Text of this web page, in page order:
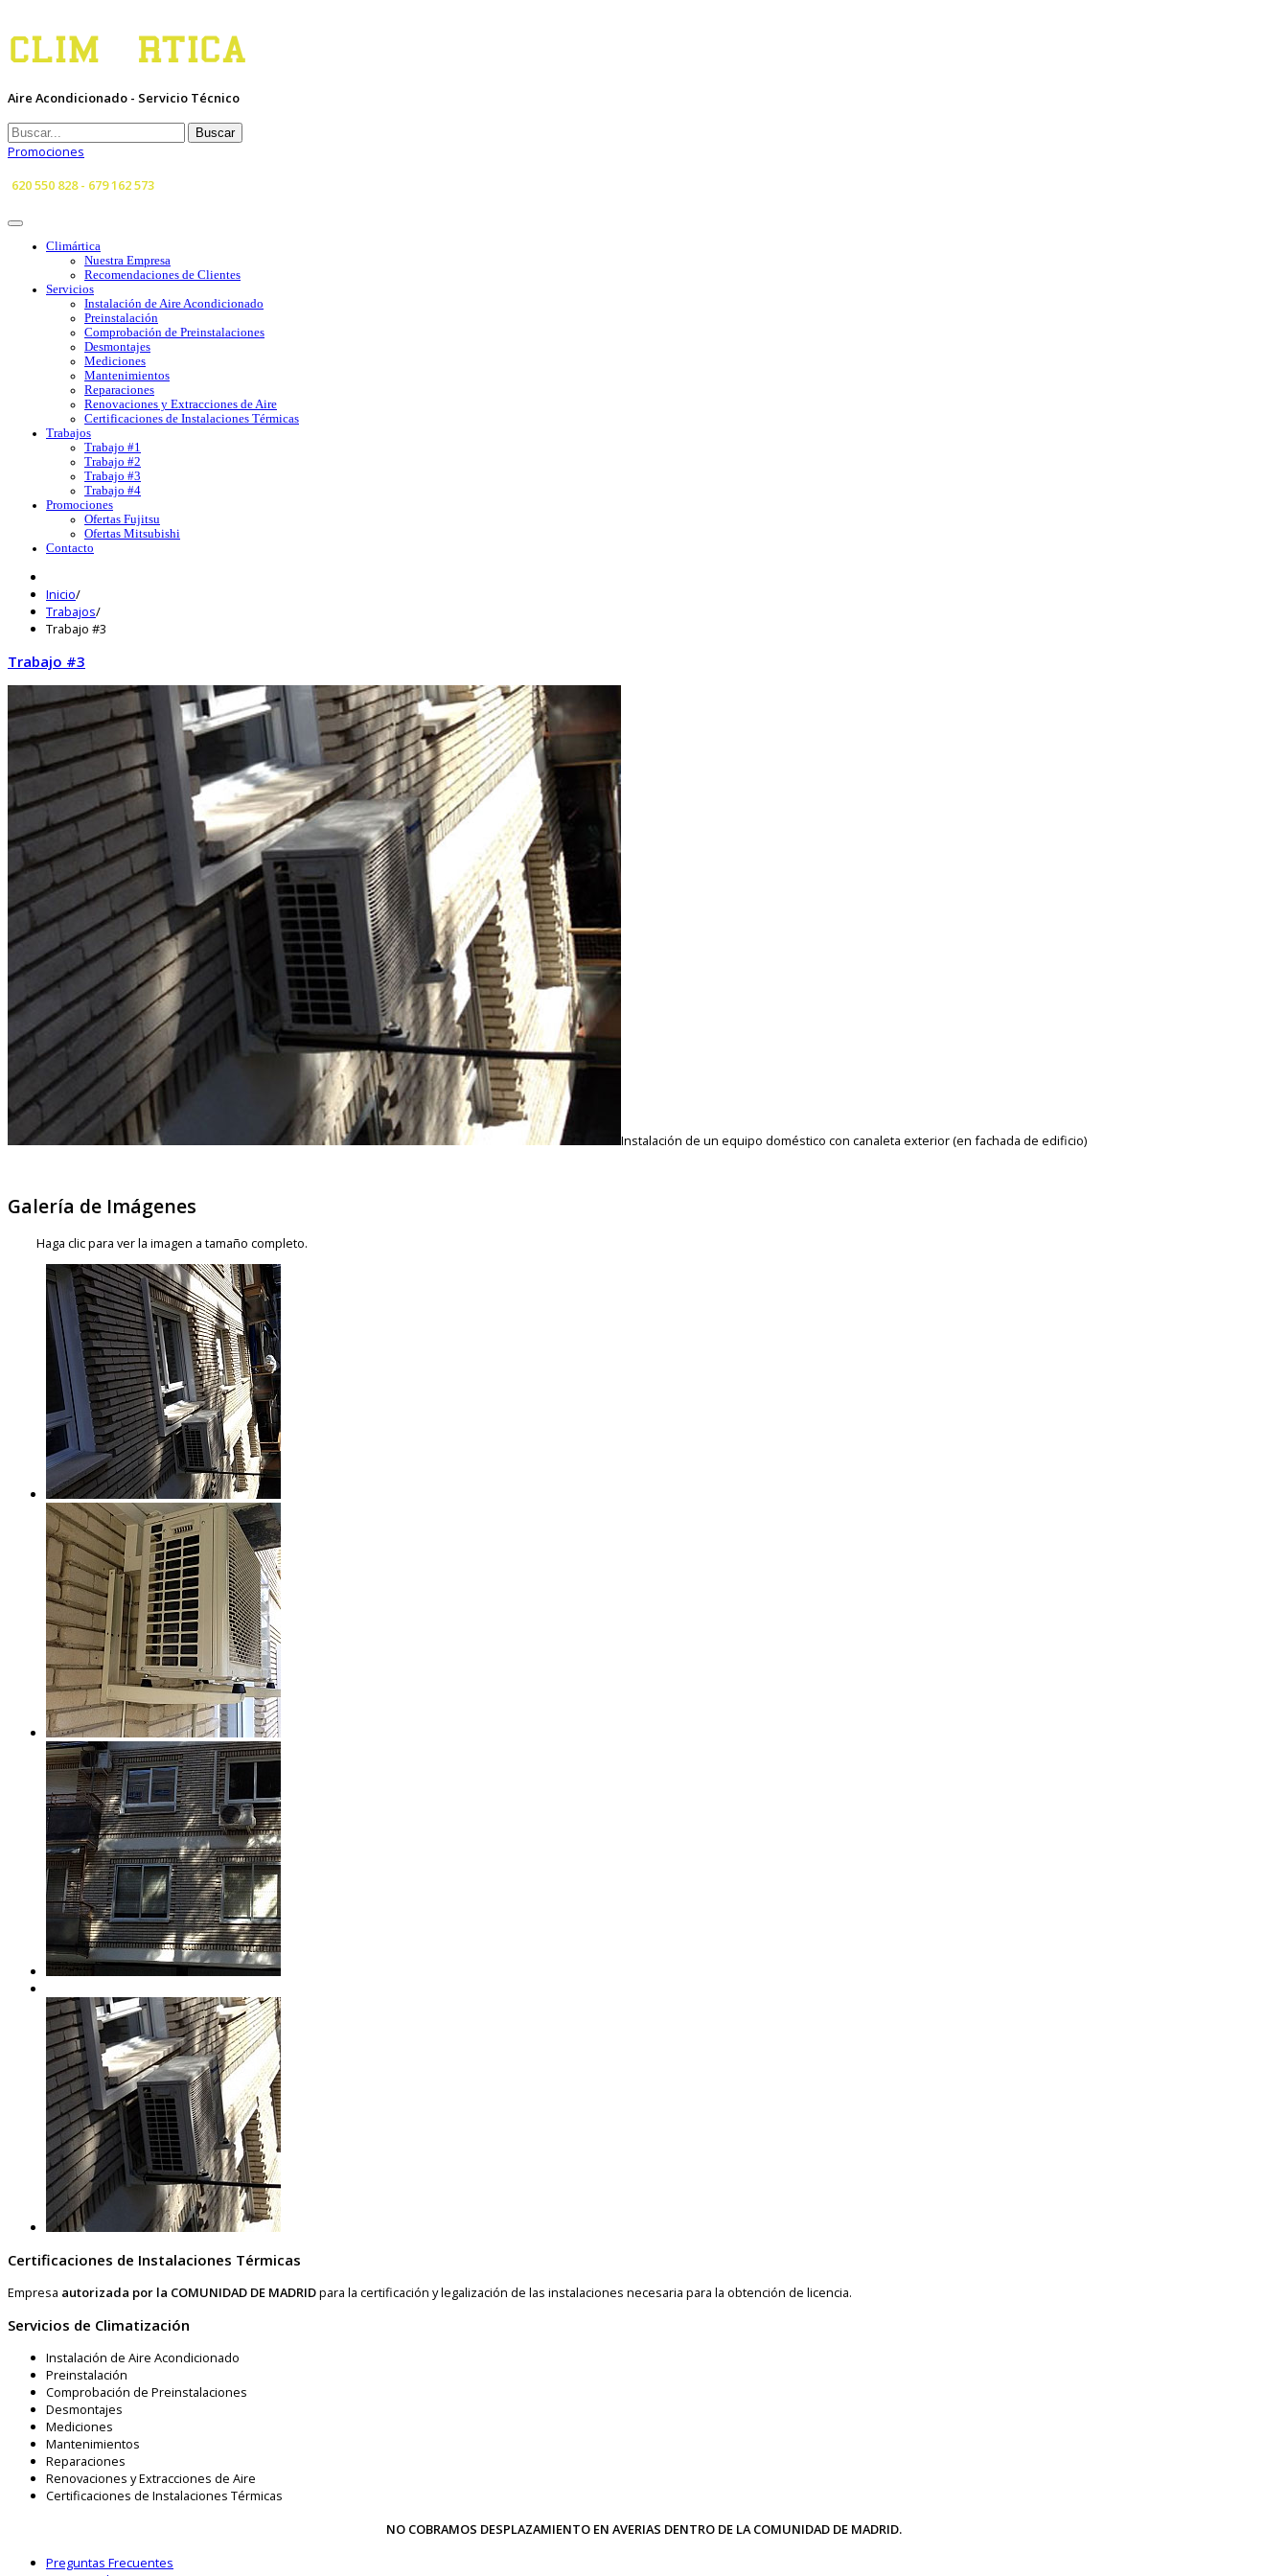
Aire Acondicionado - Servicio Técnico
Buscar
Promociones
620 550 828 - 679 162 573
Climártica
Nuestra Empresa
Recomendaciones de Clientes
Servicios
Instalación de Aire Acondicionado
Preinstalación
Comprobación de Preinstalaciones
Desmontajes
Mediciones
Mantenimientos
Reparaciones
Renovaciones y Extracciones de Aire
Certificaciones de Instalaciones Térmicas
Trabajos
Trabajo #1
Trabajo #2
Trabajo #3
Trabajo #4
Promociones
Ofertas Fujitsu
Ofertas Mitsubishi
Contacto
Inicio/
Trabajos/
Trabajo #3
Trabajo #3
Instalación de un equipo doméstico con canaleta exterior (en fachada de edificio)
Galería de Imágenes
Haga clic para ver la imagen a tamaño completo.
Certificaciones de Instalaciones Térmicas
Empresa autorizada por la COMUNIDAD DE MADRIDpara la certificación y legalización de las instalaciones necesaria para la obtención de licencia.
Servicios de Climatización
Instalación de Aire Acondicionado
Preinstalación
Comprobación de Preinstalaciones
Desmontajes
Mediciones
Mantenimientos
Reparaciones
Renovaciones y Extracciones de Aire
Certificaciones de Instalaciones Térmicas
NO COBRAMOS DESPLAZAMIENTO EN AVERIAS DENTRO DE LA COMUNIDAD DE MADRID.
Preguntas Frecuentes